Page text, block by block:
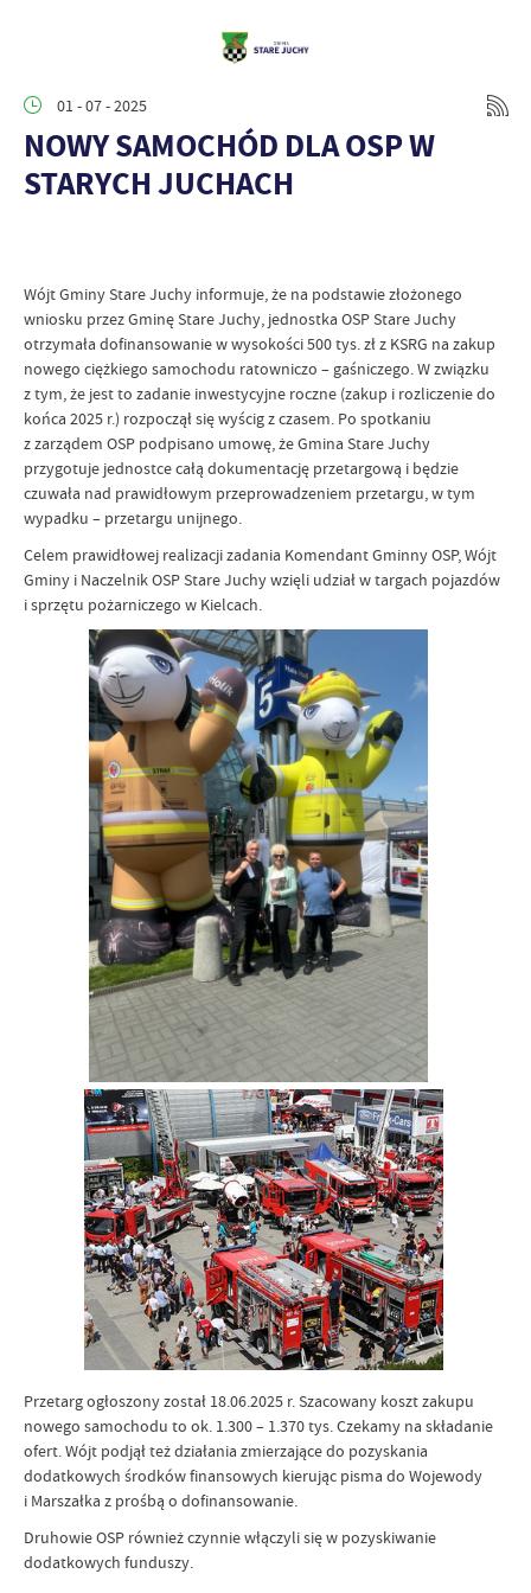
01 - 07 - 2025
NOWY SAMOCHÓD DLA OSP W
STARYCH JUCHACH
Wójt Gminy Stare Juchy informuje, że na podstawie złożonego
wniosku przez Gminę Stare Juchy, jednostka OSP Stare Juchy
otrzymała dofinansowanie w wysokości 500 tys. zł z KSRG na zakup
nowego ciężkiego samochodu ratowniczo – gaśniczego. W związku
z tym, że jest to zadanie inwestycyjne roczne (zakup i rozliczenie do
końca 2025 r.) rozpoczął się wyścig z czasem. Po spotkaniu
z zarządem OSP podpisano umowę, że Gmina Stare Juchy
przygotuje jednostce całą dokumentację przetargową i będzie
czuwała nad prawidłowym przeprowadzeniem przetargu, w tym
wypadku – przetargu unijnego.
Celem prawidłowej realizacji zadania Komendant Gminny OSP, Wójt
Gminy i Naczelnik OSP Stare Juchy wzięli udział w targach pojazdów
i sprzętu pożarniczego w Kielcach.
Przetarg ogłoszony został 18.06.2025 r. Szacowany koszt zakupu
nowego samochodu to ok. 1.300 – 1.370 tys. Czekamy na składanie
ofert. Wójt podjął też działania zmierzające do pozyskania
dodatkowych środków finansowych kierując pisma do Wojewody
i Marszałka z prośbą o dofinansowanie.
Druhowie OSP również czynnie włączyli się w pozyskiwanie
dodatkowych funduszy.